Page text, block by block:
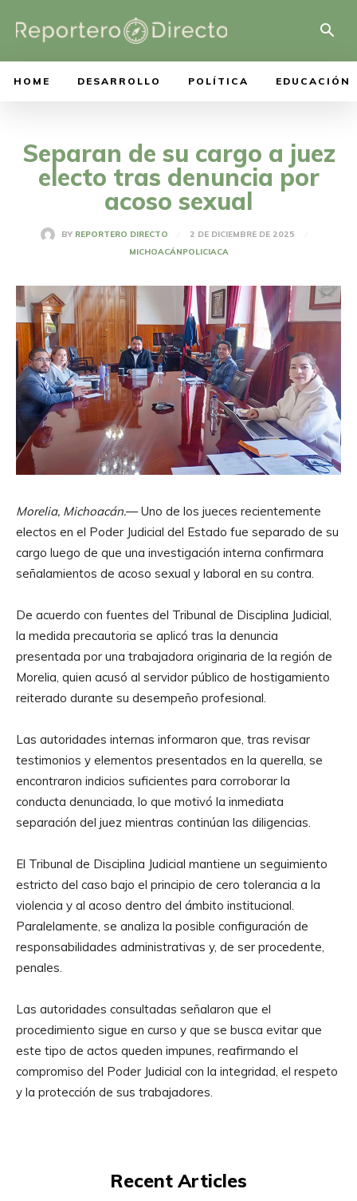
HOME DESARROLLO POLÍTICA EDUCACIÓN
Separan de su cargo a juez
electo tras denuncia por
acoso sexual
BY REPORTERO DIRECTO
2 DE DICIEMBRE DE 2025
MICHOACÁNPOLICIACA
Morelia, Michoacán.— Uno de los jueces recientemente
electos en el Poder Judicial del Estado fue separado de su
cargo luego de que una investigación interna confirmara
señalamientos de acoso sexual y laboral en su contra.
De acuerdo con fuentes del Tribunal de Disciplina Judicial,
la medida precautoria se aplicó tras la denuncia
presentada por una trabajadora originaria de la región de
Morelia, quien acusó al servidor público de hostigamiento
reiterado durante su desempeño profesional.
Las autoridades internas informaron que, tras revisar
testimonios y elementos presentados en la querella, se
encontraron indicios suficientes para corroborar la
conducta denunciada, lo que motivó la inmediata
separación del juez mientras continúan las diligencias.
El Tribunal de Disciplina Judicial mantiene un seguimiento
estricto del caso bajo el principio de cero tolerancia a la
violencia y al acoso dentro del ámbito institucional.
Paralelamente, se analiza la posible configuración de
responsabilidades administrativas y, de ser procedente,
penales.
Las autoridades consultadas señalaron que el
procedimiento sigue en curso y que se busca evitar que
este tipo de actos queden impunes, reafirmando el
compromiso del Poder Judicial con la integridad, el respeto
y la protección de sus trabajadores.
Recent Articles